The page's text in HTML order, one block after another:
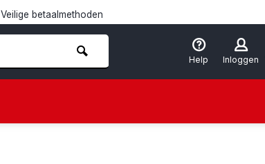
Veilige betaalmethoden
Help Inloggen